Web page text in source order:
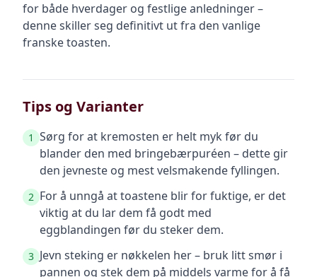
for både hverdager og festlige anledninger –
denne skiller seg definitivt ut fra den vanlige
franske toasten.
Tips og Varianter
1 Sørg for at kremosten er helt myk før du
blander den med bringebærpuréen – dette gir
den jevneste og mest velsmakende fyllingen.
2 For å unngå at toastene blir for fuktige, er det
viktig at du lar dem få godt med
eggblandingen før du steker dem.
3 Jevn steking er nøkkelen her – bruk litt smør i
pannen og stek dem på middels varme for å få